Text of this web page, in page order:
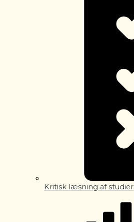
Kritisk læsning af studier